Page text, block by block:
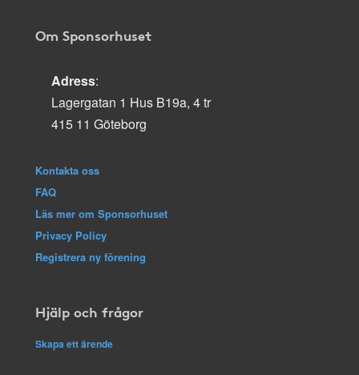
Om Sponsorhuset
Adress:
Lagergatan 1 Hus B19a, 4 tr
415 11 Göteborg
Kontakta oss
FAQ
Läs mer om Sponsorhuset
Privacy Policy
Registrera ny förening
Hjälp och frågor
Skapa ett ärende